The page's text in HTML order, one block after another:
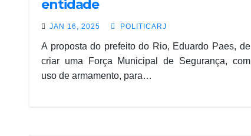
entidade
JAN 16, 2025 POLITICARJ
A proposta do prefeito do Rio, Eduardo Paes, de
criar uma Força Municipal de Segurança, com
uso de armamento, para…